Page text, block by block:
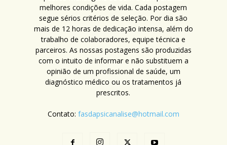
melhores condições de vida. Cada postagem
segue sérios critérios de seleção. Por dia são
mais de 12 horas de dedicação intensa, além do
trabalho de colaboradores, equipe técnica e
parceiros. As nossas postagens são produzidas
com o intuito de informar e não substituem a
opinião de um profissional de saúde, um
diagnóstico médico ou os tratamentos já
prescritos.
Contato: fasdapsicanalise@hotmail.com